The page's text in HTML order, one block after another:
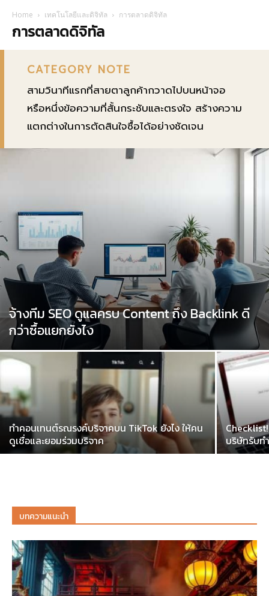
Home เทคโนโลยีและดิจิทัล การตลาดดิจิทัล
การตลาดดิจิทัล
CATEGORY NOTE
สามวินาทีแรกที่สายตาลูกค้ากวาดไปบนหน้าจอ
หรือหนึ่งข้อความที่สั้นกระชับและตรงใจ สร้างความ
แตกต่างในการตัดสินใจซื้อได้อย่างชัดเจน
จ้างทีม SEO ดูแลครบ Content ถึง Backlink ดี
กว่าซื้อแยกยังไง
ทำคอนเทนต์รณรงค์บริจาคบน TikTok ยังไง ให้คน
ดูเชื่อและยอมร่วมบริจาค
บริษัทรับท
บทความแนะนำ